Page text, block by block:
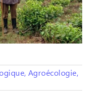
Agroécologie,